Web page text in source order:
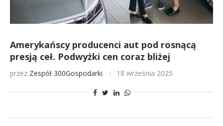
Amerykańscy producenci aut pod rosnącą
presją ceł. Podwyżki cen coraz bliżej
przez Zespół 300Gospodarki 18 września 2025